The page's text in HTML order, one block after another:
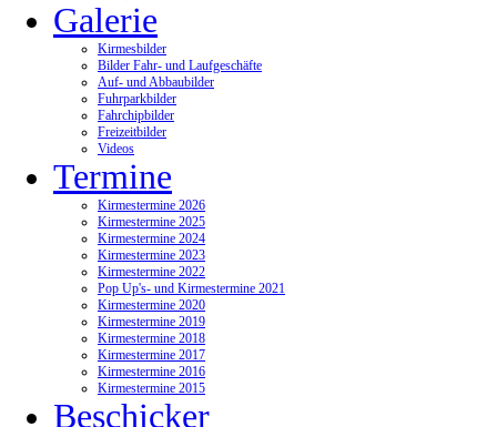
Galerie
Kirmesbilder
Bilder Fahr- und Laufgeschäfte
Auf- und Abbaubilder
Fuhrparkbilder
Fahrchipbilder
Freizeitbilder
Videos
Termine
Kirmestermine 2026
Kirmestermine 2025
Kirmestermine 2024
Kirmestermine 2023
Kirmestermine 2022
Pop Up's- und Kirmestermine 2021
Kirmestermine 2020
Kirmestermine 2019
Kirmestermine 2018
Kirmestermine 2017
Kirmestermine 2016
Kirmestermine 2015
Beschicker